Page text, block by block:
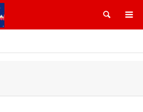
Search